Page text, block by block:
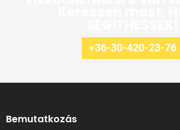
+36-30-420-23-76
Bemutatkozás